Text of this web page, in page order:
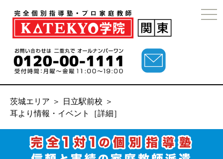
茨城エリア ＞ 日立駅前校 ＞
耳より情報・イベント［詳細］